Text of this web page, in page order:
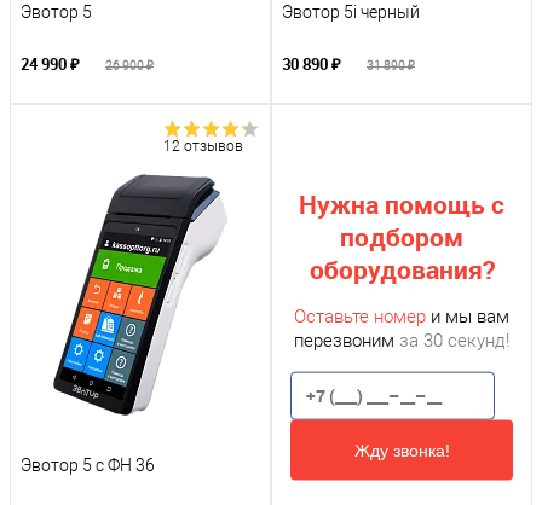
Эвотор 5
24 990 ₽ 26 900 ₽
Эвотор 5i черный
30 890 ₽ 31 890 ₽
12 отзывов
Эвотор 5 с ФН 36
Нужна помощь с
подбором
оборудования?
Оставьте номер и мы вам
перезвоним за 30 секунд!
Жду звонка!